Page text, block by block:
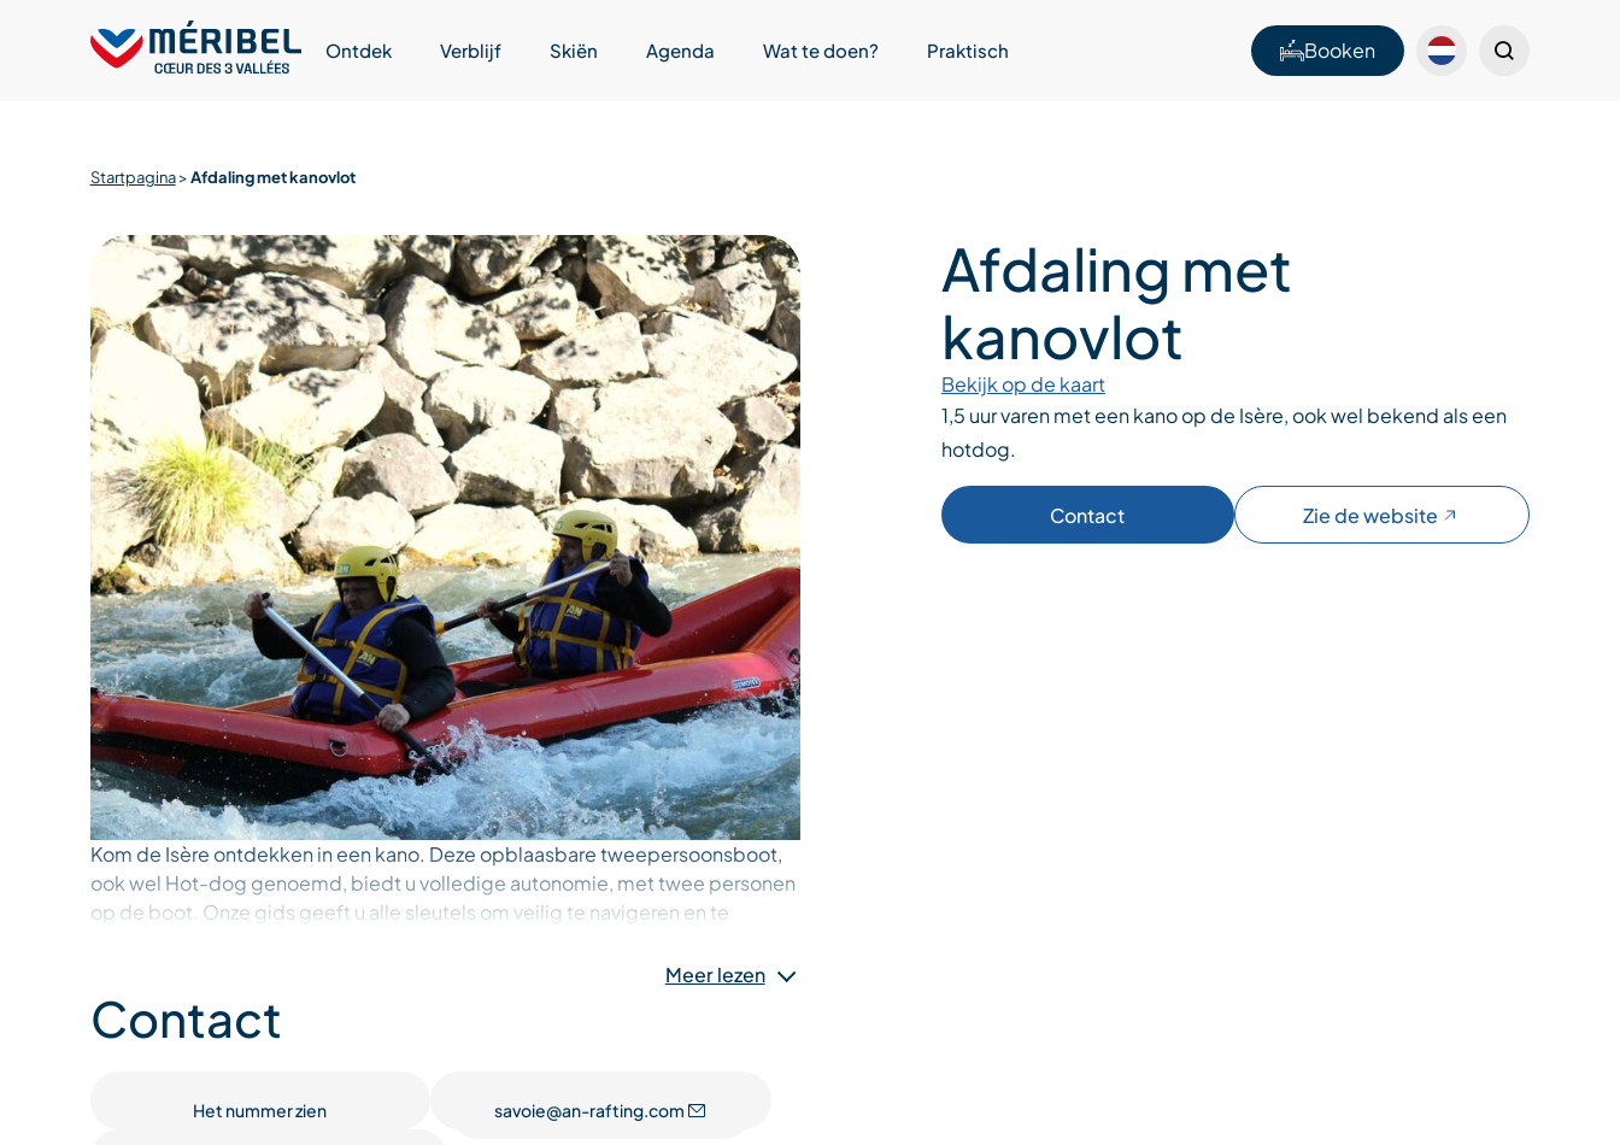
Ontdek Verblijf Skiën Agenda Wat te doen? Praktisch Booken
Startpagina>Afdaling met kanovlot
Kom de Isère ontdekken in een kano. Deze opblaasbare tweepersoonsboot,
ook wel Hot-dog genoemd, biedt u volledige autonomie, met twee personen
op de boot. Onze gids geeft u alle sleutels om veilig te navigeren en te
Meer lezen
Contact
Het nummer zien savoie@an-rafting.com
Afdaling met
kanovlot
Bekijk op de kaart
1,5 uur varen met een kano op de Isère, ook wel bekend als een
hotdog.
Contact Zie de website